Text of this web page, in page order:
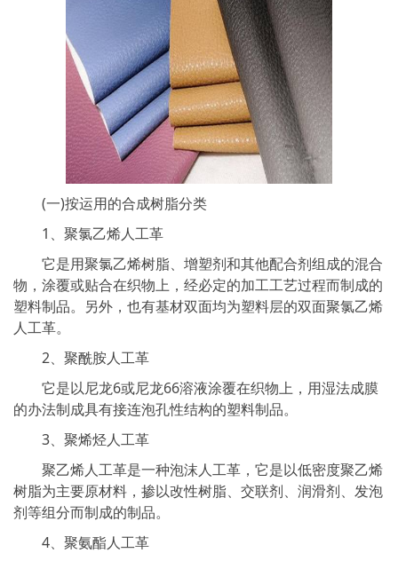
(一)按运用的合成树脂分类
1、聚氯乙烯人工革
它是用聚氯乙烯树脂、增塑剂和其他配合剂组成的混合
物，涂覆或贴合在织物上，经必定的加工工艺过程而制成的
塑料制品。另外，也有基材双面均为塑料层的双面聚氯乙烯
人工革。
2、聚酰胺人工革
它是以尼龙6或尼龙66溶液涂覆在织物上，用湿法成膜
的办法制成具有接连泡孔性结构的塑料制品。
3、聚烯烃人工革
聚乙烯人工革是一种泡沫人工革，它是以低密度聚乙烯
树脂为主要原材料，掺以改性树脂、交联剂、润滑剂、发泡
剂等组分而制成的制品。
4、聚氨酯人工革